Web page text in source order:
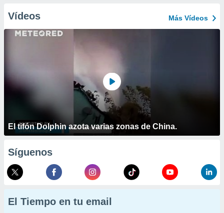
Vídeos Más Vídeos
El tifón Dolphin azota varias zonas de China.
Síguenos
El Tiempo en tu email